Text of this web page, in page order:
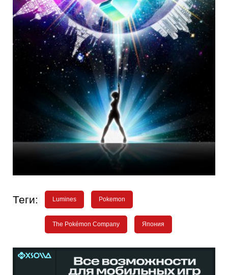
Теги: Lumines Pokemon
The Pokémon Company Япония